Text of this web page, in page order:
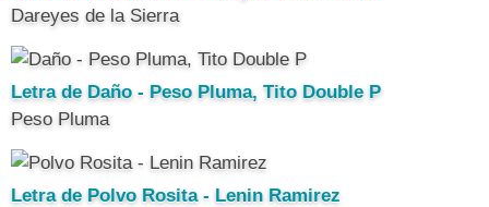
Dareyes de la Sierra
Letra de Daño - Peso Pluma, Tito Double P
Peso Pluma
Letra de Polvo Rosita - Lenin Ramirez